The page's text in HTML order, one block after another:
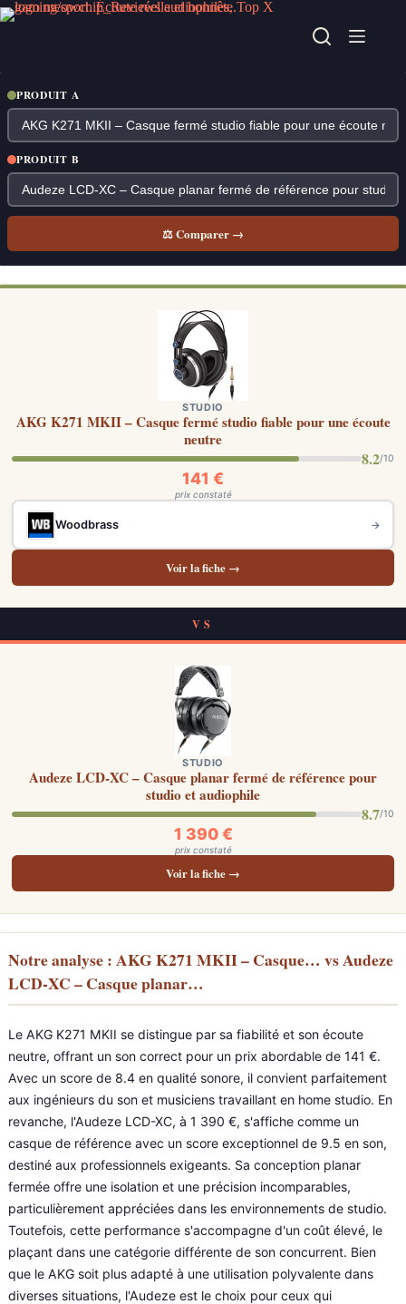
Passer
au
PRODUIT A
PRODUIT B
⚖ Comparer →
STUDIO
AKG K271 MKII – Casque fermé studio fiable pour une écoute
neutre
8.2/10
141 €
prix constaté
Woodbrass →
Voir la fiche →
VS
STUDIO
Audeze LCD-XC – Casque planar fermé de référence pour
studio et audiophile
8.7/10
1 390 €
prix constaté
Voir la fiche →
Notre analyse : AKG K271 MKII – Casque… vs Audeze
LCD-XC – Casque planar…
Le AKG K271 MKII se distingue par sa fiabilité et son écoute
neutre, offrant un son correct pour un prix abordable de 141 €.
Avec un score de 8.4 en qualité sonore, il convient parfaitement
aux ingénieurs du son et musiciens travaillant en home studio. En
revanche, l'Audeze LCD-XC, à 1 390 €, s'affiche comme un
casque de référence avec un score exceptionnel de 9.5 en son,
destiné aux professionnels exigeants. Sa conception planar
fermée offre une isolation et une précision incomparables,
particulièrement appréciées dans les environnements de studio.
Toutefois, cette performance s'accompagne d'un coût élevé, le
plaçant dans une catégorie différente de son concurrent. Bien
que le AKG soit plus adapté à une utilisation polyvalente dans
diverses situations, l'Audeze est le choix pour ceux qui